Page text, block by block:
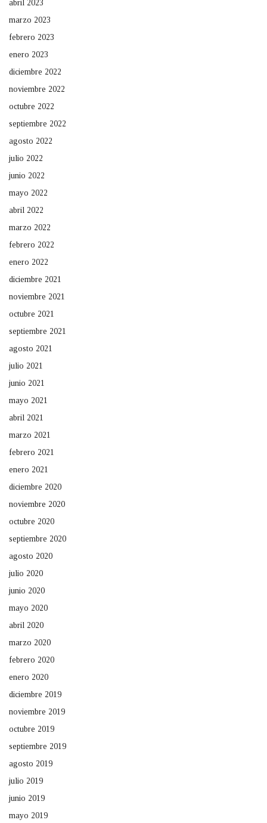
abril 2023
marzo 2023
febrero 2023
enero 2023
diciembre 2022
noviembre 2022
octubre 2022
septiembre 2022
agosto 2022
julio 2022
junio 2022
mayo 2022
abril 2022
marzo 2022
febrero 2022
enero 2022
diciembre 2021
noviembre 2021
octubre 2021
septiembre 2021
agosto 2021
julio 2021
junio 2021
mayo 2021
abril 2021
marzo 2021
febrero 2021
enero 2021
diciembre 2020
noviembre 2020
octubre 2020
septiembre 2020
agosto 2020
julio 2020
junio 2020
mayo 2020
abril 2020
marzo 2020
febrero 2020
enero 2020
diciembre 2019
noviembre 2019
octubre 2019
septiembre 2019
agosto 2019
julio 2019
junio 2019
mayo 2019